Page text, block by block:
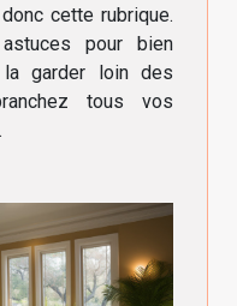
cette rubrique.
pour bien
garder loin des
tous vos